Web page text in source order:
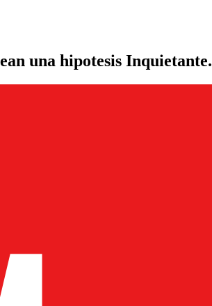
una hipotesis Inquietante.